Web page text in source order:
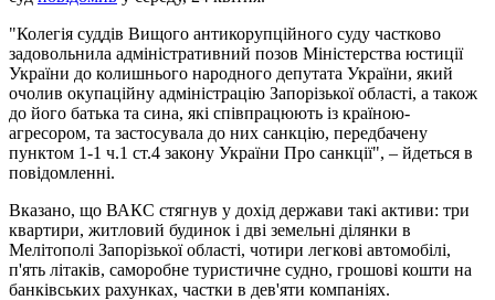
"Колегія суддів Вищого антикорупційного суду частково
задовольнила адміністративний позов Міністерства юстиції
України до колишнього народного депутата України, який
очолив окупаційну адміністрацію Запорізької області, а також
до його батька та сина, які співпрацюють із країною-
агресором, та застосувала до них санкцію, передбачену
пунктом 1-1 ч.1 ст.4 закону України Про санкції", – йдеться в
повідомленні.
Вказано, що ВАКС стягнув у дохід держави такі активи: три
квартири, житловий будинок і дві земельні ділянки в
Мелітополі Запорізької області, чотири легкові автомобілі,
п'ять літаків, саморобне туристичне судно, грошові кошти на
банківських рахунках, частки в дев'яти компаніях.